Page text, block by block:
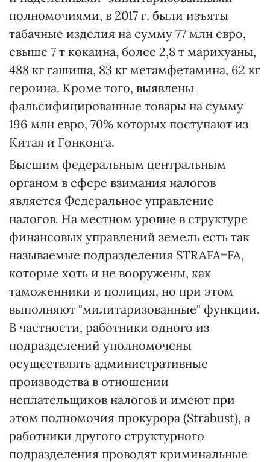
полномочиями, в 2017 г. были изъяты
табачные изделия на сумму 77 млн евро,
свыше 7 т кокаина, более 2,8 т марихуаны,
488 кг гашиша, 83 кг метамфетамина, 62 кг
героина. Кроме того, выявлены
фальсифицированные товары на сумму
196 млн евро, 70% которых поступают из
Китая и Гонконга.
Высшим федеральным центральным
органом в сфере взимания налогов
является Федеральное управление
налогов. На местном уровне в структуре
финансовых управлений земель есть так
называемые подразделения STRAFA=FA,
которые хоть и не вооружены, как
таможенники и полиция, но при этом
выполняют "милитаризованные" функции.
В частности, работники одного из
подразделений уполномочены
осуществлять административные
производства в отношении
неплательщиков налогов и имеют при
этом полномочия прокурора (Strabust), а
работники другого структурного
подразделения проводят криминальные